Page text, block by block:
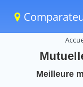
Meilleure